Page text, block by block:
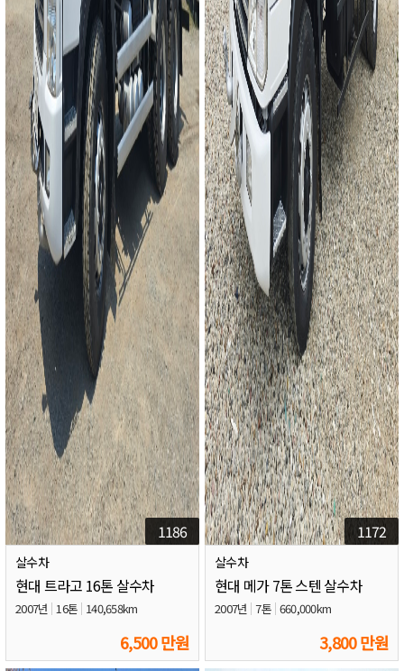
1186
살수차
현대 트라고 16톤 살수차
2007년 16톤 140,658km
6,500 만원
1172
살수차
현대 메가 7톤 스텐 살수차
2007년 7톤 660,000km
3,800 만원